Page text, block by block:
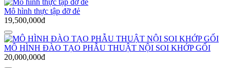
Mô hình thực tập đỡ đẻ
19,500,000đ
MÔ HÌNH ĐÀO TẠO PHẪU THUẬT NỘI SOI KHỚP GỐI
20,000,000đ